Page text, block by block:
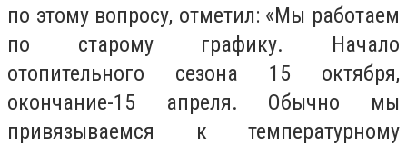
по этому вопросу, отметил: «Мы работаем
по старому графику. Начало
отопительного сезона 15 октября,
окончание-15 апреля. Обычно мы
привязываемся к температурному